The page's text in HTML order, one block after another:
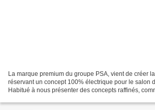
La marque premium du groupe PSA, vient de créer
réservant un concept 100% électrique pour le salon
Habitué à nous présenter des concepts raffinés,